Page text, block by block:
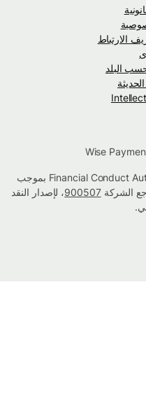
البلد
تم اعتماد شركة Wise بواسطة Financial Conduct Authority بموجب
900507، لإصدار النقد